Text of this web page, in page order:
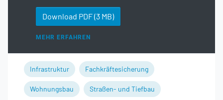
Download PDF(3 MB)
MEHR ERFAHREN
Infrastruktur Fachkräftesicherung
Wohnungsbau Straßen- und Tiefbau